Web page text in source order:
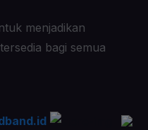
menjadikan
bagi semua